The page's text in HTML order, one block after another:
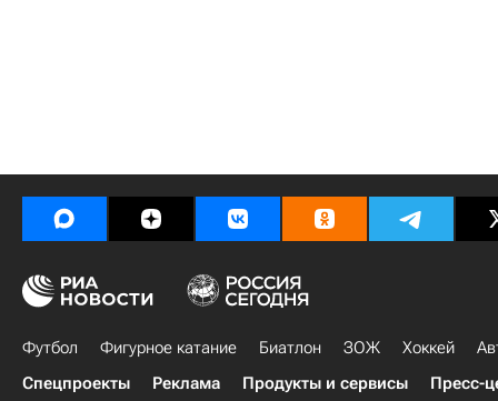
Футбол Фигурное катание Биатлон ЗОЖ Хоккей
Спецпроекты
Реклама Продукты и сервисы Пресс-